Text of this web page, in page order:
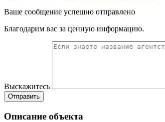
Ваше сообщение успешно отправлено
Благодарим вас за ценную информацию.
Выскажитесь
Отправить
Описание объекта